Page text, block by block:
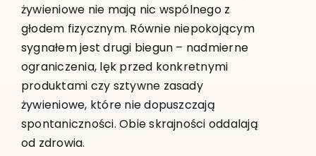
żywieniowe nie mają nic wspólnego z
głodem fizycznym. Równie niepokojącym
sygnałem jest drugi biegun – nadmierne
ograniczenia, lęk przed konkretnymi
produktami czy sztywne zasady
żywieniowe, które nie dopuszczają
spontaniczności. Obie skrajności oddalają
od zdrowia.